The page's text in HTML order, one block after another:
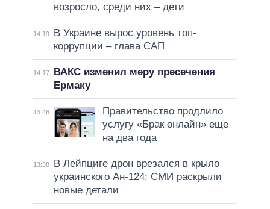
возросло, среди них – дети
14:19
В Украине вырос уровень топ-
коррупции – глава САП
14:17
ВАКС изменил меру пресечения
Ермаку
13:46
Правительство продлило
услугу «Брак онлайн» еще
на два года
13:38
В Лейпциге дрон врезался в крыло
украинского Ан-124: СМИ раскрыли
новые детали